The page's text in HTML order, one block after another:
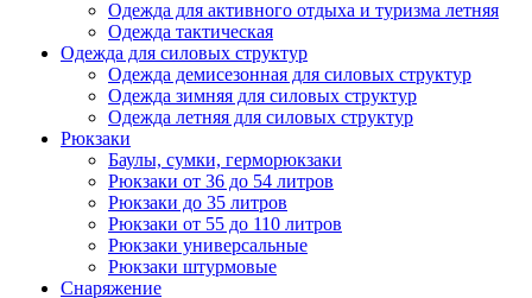
Одежда для активного отдыха и туризма летняя
Одежда тактическая
Одежда для силовых структур
Одежда демисезонная для силовых структур
Одежда зимняя для силовых структур
Одежда летняя для силовых структур
Рюкзаки
Баулы, сумки, герморюкзаки
Рюкзаки от 36 до 54 литров
Рюкзаки до 35 литров
Рюкзаки от 55 до 110 литров
Рюкзаки универсальные
Рюкзаки штурмовые
Снаряжение